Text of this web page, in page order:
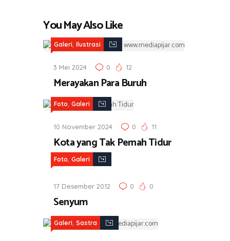
You May Also Like
Galeri, Ilustrasi
3 Mei 2024 0 12
Merayakan Para Buruh
Foto, Galeri
10 November 2024 0 11
Kota yang Tak Pernah Tidur
Foto, Galeri
17 Desember 2012 0 0
Senyum
Galeri, Sastra